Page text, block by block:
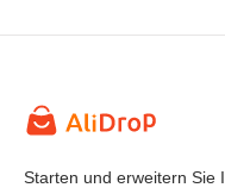
Starten und erweitern Sie